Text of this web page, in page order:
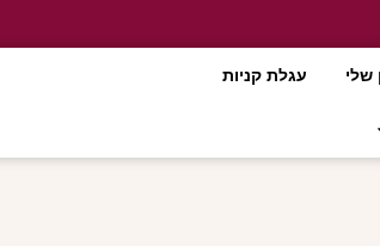
שלי עגלת קניות